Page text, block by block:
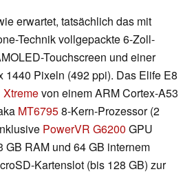
erwartet, tatsächlich das mit
Technik vollgepackte 6-Zoll-
Touchscreen und einer
1440 Pixeln (492 ppi). Das Elife E8
von einem ARM Cortex-A53
MT67958-Kern-Prozessor (2
PowerVR G6200 GPU
GB RAM und 64 GB internem
Kartenslot (bis 128 GB) zur